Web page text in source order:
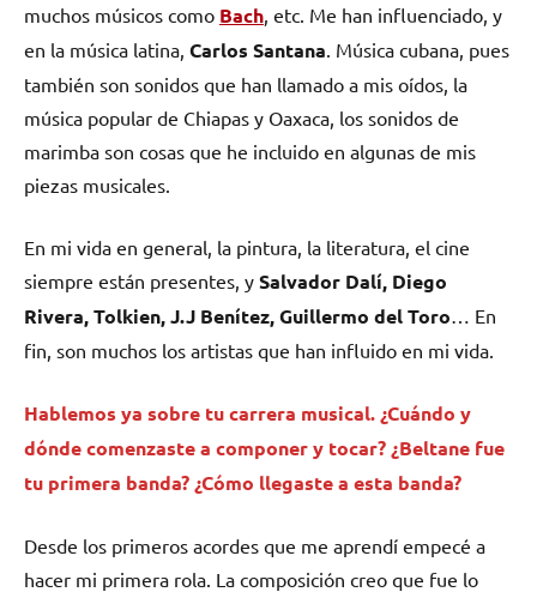
muchos músicos como Bach , etc. Me han influenciado, y
en la música latina, Carlos Santana . Música cubana, pues
también son sonidos que han llamado a mis oídos, la
música popular de Chiapas y Oaxaca, los sonidos de
marimba son cosas que he incluido en algunas de mis
piezas musicales.
En mi vida en general, la pintura, la literatura, el cine
siempre están presentes, y Salvador Dalí, Diego
Rivera, Tolkien, J.J Benítez, Guillermo del Toro … En
fin, son muchos los artistas que han influido en mi vida.
Hablemos ya sobre tu carrera musical. ¿Cuándo y
dónde comenzaste a componer y tocar? ¿Beltane fue
tu primera banda? ¿Cómo llegaste a esta banda?
Desde los primeros acordes que me aprendí empecé a
hacer mi primera rola. La composición creo que fue lo